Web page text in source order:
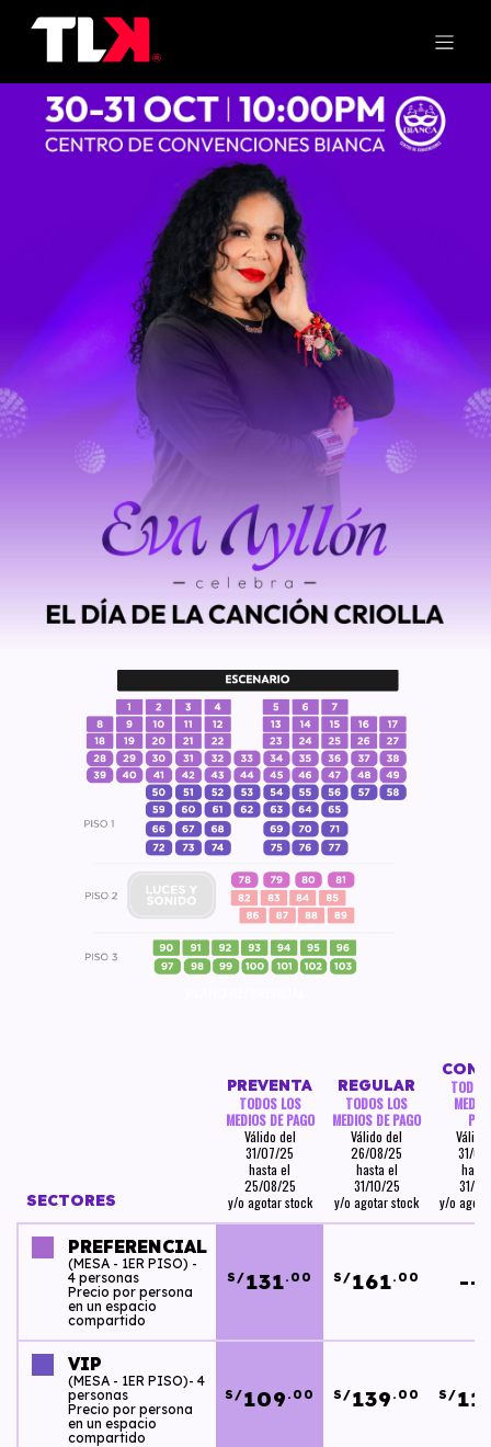
SECTORES
PREVENTA
TODOS LOS
MEDIOS DE PAGO
Válido del
31/07/25
hasta el
25/08/25
y/o agotar stock
REGULAR
TODOS LOS
MEDIOS DE PAGO
Válido del
26/08/25
hasta el
31/10/25
y/o agotar stock
31/
31/
y/o
PREFERENCIAL
(MESA - 1ER PISO) -
4 personas
Precio por persona
en un espacio
compartido
S/131.00 S/161.00
VIP
(MESA - 1ER PISO)- 4
personas
Precio por persona
en un espacio
compartido
S/109 .00 S/139 .00 S/